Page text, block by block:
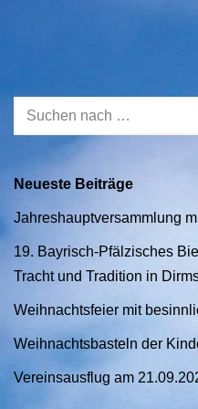
Neueste Beiträge
Jahreshauptversammlung
19. Bayrisch-Pfälzisches
Tracht und Tradition in
Weihnachtsfeier mit
Weihnachtsbasteln der
Vereinsausflug am